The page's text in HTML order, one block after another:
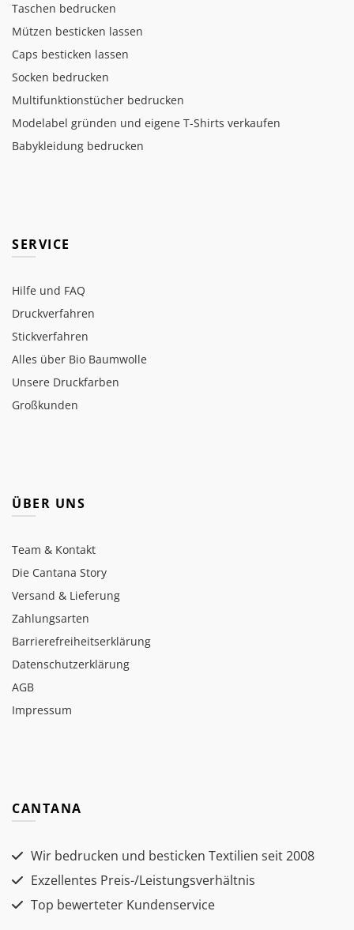
Taschen bedrucken
Mützen besticken lassen
Caps besticken lassen
Socken bedrucken
Multifunktionstücher bedrucken
Modelabel gründen und eigene T-Shirts verkaufen
Babykleidung bedrucken
SERVICE
Hilfe und FAQ
Druckverfahren
Stickverfahren
Alles über Bio Baumwolle
Unsere Druckfarben
Großkunden
ÜBER UNS
Team & Kontakt
Die Cantana Story
Versand & Lieferung
Zahlungsarten
Barrierefreiheitserklärung
Datenschutzerklärung
AGB
Impressum
CANTANA
Wir bedrucken und besticken Textilien seit 2008
Exzellentes Preis-/Leistungsverhältnis
Top bewerteter Kundenservice